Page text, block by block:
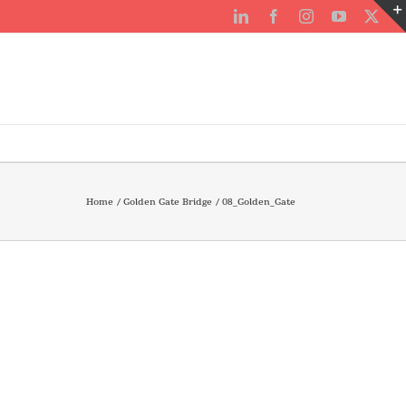
LinkedInFacebookInstagramYouTube
X
Home Golden Gate Bridge 08_Golden_Gate